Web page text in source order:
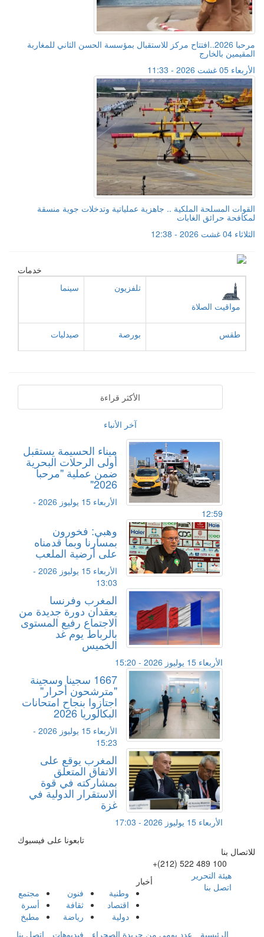
مرحبا 2026..افتتاح مركز للاستقبال بمؤسسة الحسن الثاني للمغاربة
المقيمين بالخارج
الأربعاء 05 غشت 2026 - 11:33
القوات المسلحة الملكية .. جاهزية عملياتية وتدخلات جوية منسقة
لمكافحة حرائق الغابات
الثلاثاء 04 غشت 2026 - 12:38
خدمات
مواقيت الصلاة
تلفزيون سينما
طقس بورصة صيدليات
الأكثر قراءة
آخر الأنباء
ميناء الحسيمة يستقبل
أولى الرحلات البحرية
ضمن عملية "مرحبا
2026"
الأربعاء 15 يوليوز 2026 -
12:59
وهبي: فخورون
بمسارنا وبما قدمناه
على أرضية الملعب
الأربعاء 15 يوليوز 2026 -
13:03
المغرب وفرنسا
يعقدان دورة جديدة من
الاجتماع رفيع المستوى
بالرباط يوم غد
الخميس
الأربعاء 15 يوليوز 2026 - 15:20
1667 سجينا وسجينة
"مترشحون أحرار"
اجتازوا بنجاح امتحانات
البكالوريا 2026
الأربعاء 15 يوليوز 2026 -
15:23
المغرب يوقع على
الاتفاق المتعلق
بمشاركته في قوة
الاستقرار الدولية في
غزة
الأربعاء 15 يوليوز 2026 - 17:03
تابعونا على فيسبوك
للاتصال بنا
+(212) 522 489 100
هيئة التحرير
اتصل بنا
أخبار
وطنية
اقتصاد
دولية
فنون
ثقافة
رياضة
مجتمع
أسرة
مطبخ
الرئيسية
عدد يومي من جريدة الصحراء فيديوهات اتصل بنا